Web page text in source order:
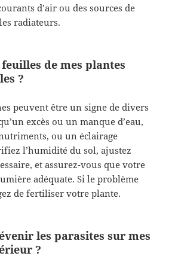
d’air ou des sources de
radiateurs.
de mes plantes
?
peuvent être un signe de divers
excès ou un manque d’eau,
ou un éclairage
l’humidité du sol, ajustez
et assurez-vous que votre
adéquate. Si le problème
de fertiliser votre plante.
les parasites sur mes
?